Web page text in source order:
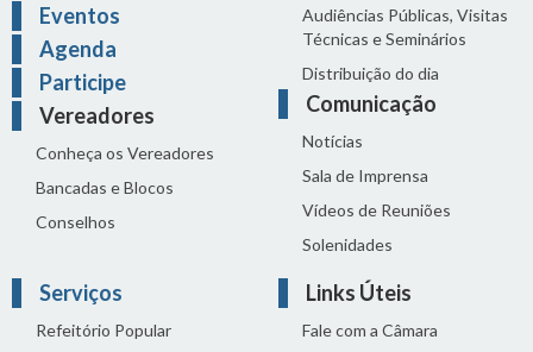
Eventos
Agenda
Participe
Vereadores
Conheça os Vereadores
Bancadas e Blocos
Conselhos
Audiências Públicas, Visitas
Técnicas e Seminários
Distribuição do dia
Comunicação
Notícias
Sala de Imprensa
Vídeos de Reuniões
Solenidades
Serviços
Refeitório Popular
Links Úteis
Fale com a Câmara